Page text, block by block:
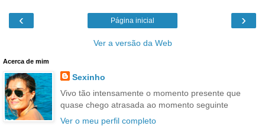
‹ ›
Página inicial
Ver a versão da Web
Acerca de mim
Sexinho
Vivo tão intensamente o momento presente que
quase chego atrasada ao momento seguinte
Ver o meu perfil completo